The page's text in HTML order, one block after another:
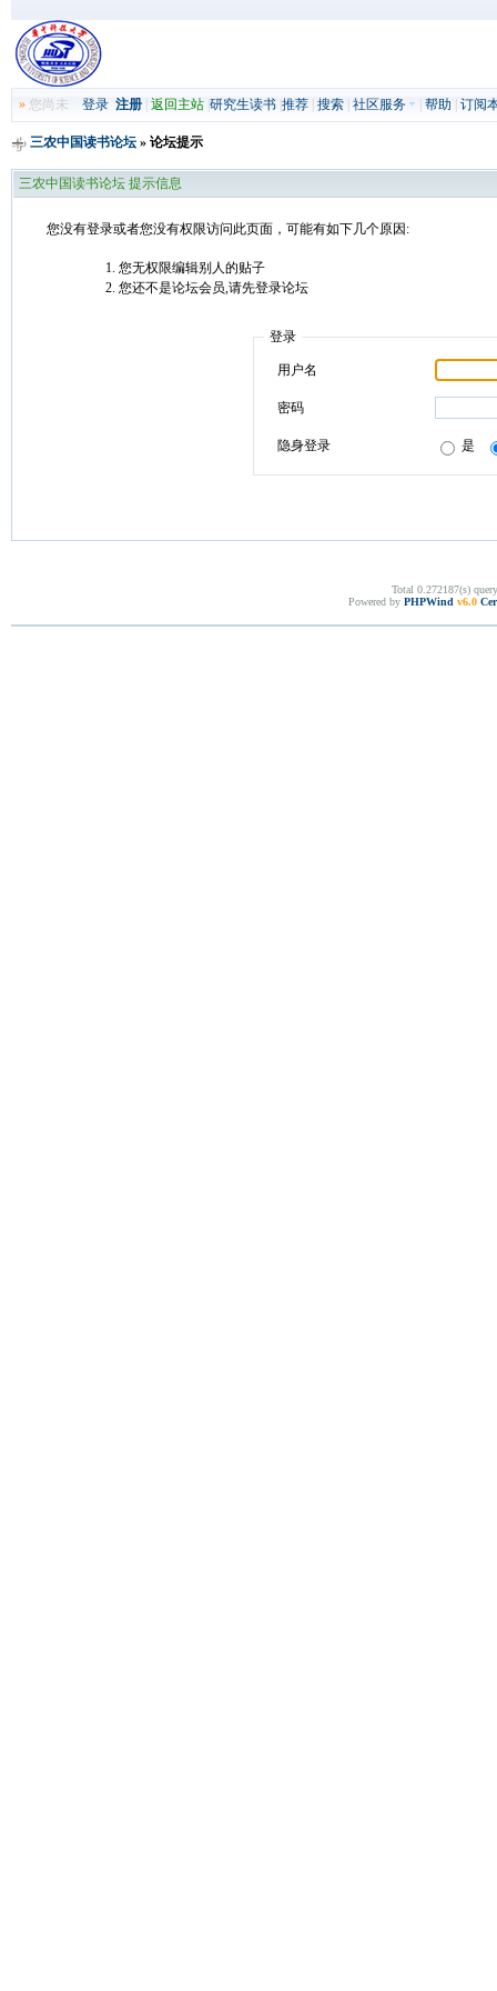
»您尚未 登录 注册| 返回主站| 研究生读书| 推荐| 搜索| 社区服务 帮助 订阅
三农中国读书论坛» 论坛提示
三农中国读书论坛 提示信息
您没有登录或者您没有权限访问此页面，可能有如下几个原因:
您无权限编辑别人的贴子
您还不是论坛会员,请先登录论坛
登录
用户名
密码
隐身登录 是
Total 0.272187(s)
Powered by PHPWind v6.0